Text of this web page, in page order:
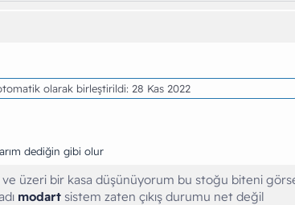
olarak birleştirildi: 28 Kas 2022
dediğin gibi olur
ve üzeri bir kasa düşünüyorum bu stoğu biteni
modart sistem zaten çıkış durumu net değil